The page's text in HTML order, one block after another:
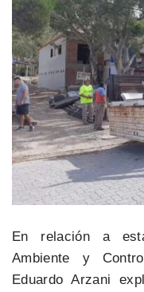
En relación a
Ambiente y
Eduardo Arzani